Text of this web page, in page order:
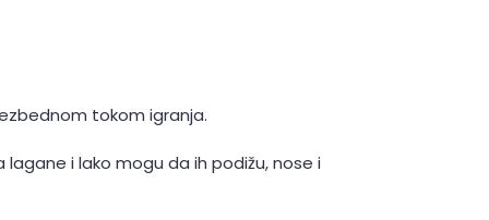
tokom igranja.
i lako mogu da ih podižu, nose i